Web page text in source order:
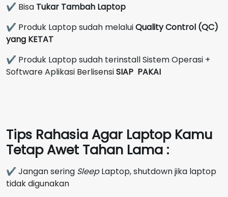
✔ Bisa Tukar Tambah Laptop
✔ Produk Laptop sudah melaluiQuality Control (QC)
yang KETAT
✔ Produk Laptop sudah terinstall Sistem Operasi +
Software Aplikasi BerlisensiSIAP PAKAI
Tips Rahasia Agar Laptop Kamu
Tetap Awet Tahan Lama :
✔ Jangan sering SleepLaptop, shutdown jika laptop
tidak digunakan